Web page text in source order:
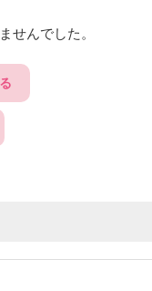
せんでした。